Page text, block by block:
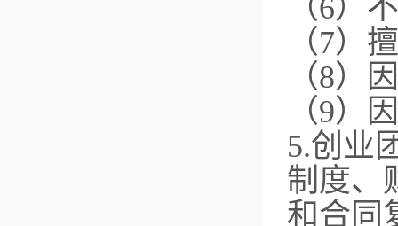
（6）
（7）
（8）
（9）
5.创业
制度、
和合同